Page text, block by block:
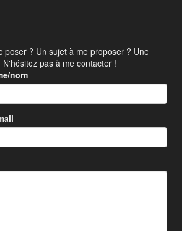
poser ? Un sujet à me proposer ? Une
pas à me contacter !
nom